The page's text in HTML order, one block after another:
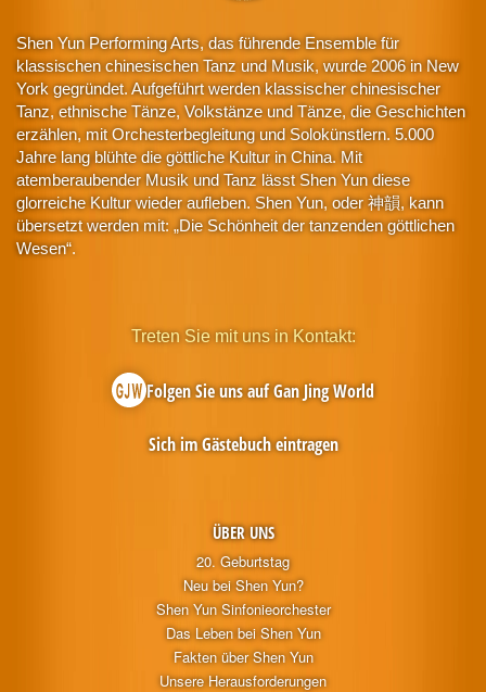
Shen Yun Performing Arts, das führende Ensemble für
klassischen chinesischen Tanz und Musik, wurde 2006 in New
York gegründet. Aufgeführt werden klassischer chinesischer
Tanz, ethnische Tänze, Volkstänze und Tänze, die Geschichten
erzählen, mit Orchesterbegleitung und Solokünstlern. 5.000
Jahre lang blühte die göttliche Kultur in China. Mit
atemberaubender Musik und Tanz lässt Shen Yun diese
glorreiche Kultur wieder aufleben. Shen Yun, oder 神韻, kann
übersetzt werden mit: „Die Schönheit der tanzenden göttlichen
Wesen“.
ÜBER UNS
20. Geburtstag
Neu bei Shen Yun?
Shen Yun Sinfonieorchester
Das Leben bei Shen Yun
Fakten über Shen Yun
Unsere Herausforderungen
Treten Sie mit uns in Kontakt:
Folgen Sie uns auf Gan Jing World
Sich im Gästebuch eintragen